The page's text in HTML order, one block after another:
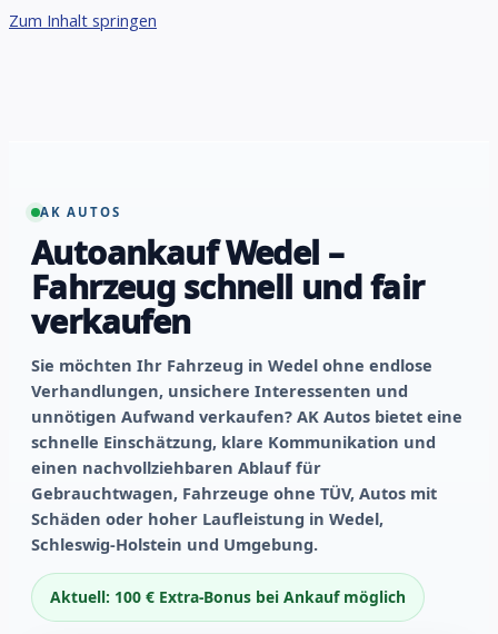
Zum Inhalt springen
AK AUTOS
Autoankauf Wedel –
Fahrzeug schnell und fair
verkaufen
Sie möchten Ihr Fahrzeug in Wedel ohne endlose
Verhandlungen, unsichere Interessenten und
unnötigen Aufwand verkaufen? AK Autos bietet eine
schnelle Einschätzung, klare Kommunikation und
einen nachvollziehbaren Ablauf für
Gebrauchtwagen, Fahrzeuge ohne TÜV, Autos mit
Schäden oder hoher Laufleistung in Wedel,
Schleswig-Holstein und Umgebung.
Aktuell: 100 € Extra-Bonus bei Ankauf möglich